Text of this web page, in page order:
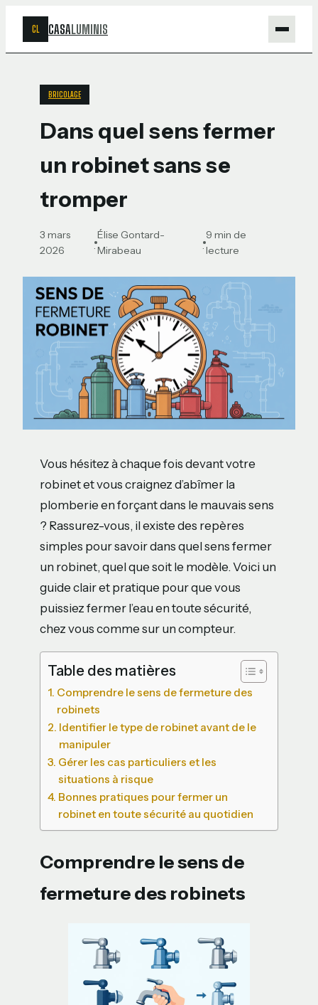
CL CASALUMINIS
BRICOLAGE
Dans quel sens fermer
un robinet sans se
tromper
3 mars
2026
·
Élise Gontard-
Mirabeau
·
9 min de
lecture
Vous hésitez à chaque fois devant votre
robinet et vous craignez d’abîmer la
plomberie en forçant dans le mauvais sens
? Rassurez-vous, il existe des repères
simples pour savoir dans quel sens fermer
un robinet, quel que soit le modèle. Voici un
guide clair et pratique pour que vous
puissiez fermer l’eau en toute sécurité,
chez vous comme sur un compteur.
Table des matières
Comprendre le sens de fermeture des
robinets
Identifier le type de robinet avant de le
manipuler
Gérer les cas particuliers et les
situations à risque
Bonnes pratiques pour fermer un
robinet en toute sécurité au quotidien
Comprendre le sens de
fermeture des robinets